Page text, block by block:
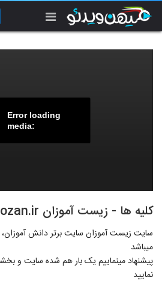
Error loading
media:
کلیه ها - زیست آموزان zistamoozan.ir
سایت زیست آموزان سایت برتر دانش آموزان،
میباشد
پیشنهاد مینماییم یک بار هم شده سایت و
نمایید